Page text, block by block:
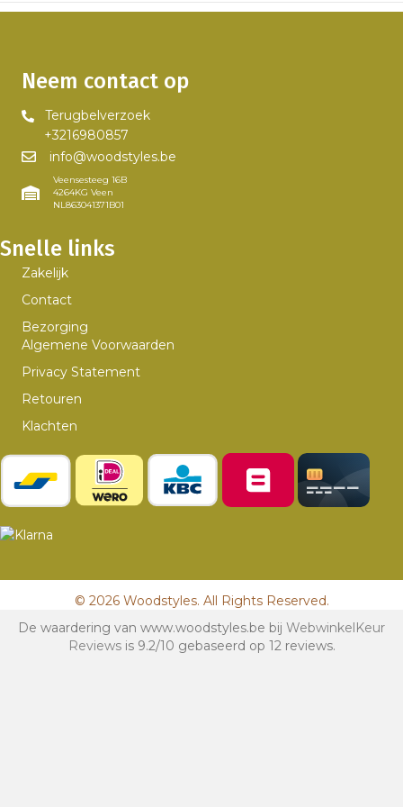
Neem contact op
Terugbelverzoek
+3216980857
info@woodstyles.be
Veensesteeg 16B
4264KG Veen
NL863041371B01
Snelle links
Zakelijk
Contact
Bezorging
Algemene Voorwaarden
Privacy Statement
Retouren
Klachten
© 2026 Woodstyles. All Rights Reserved.
De waardering van www.woodstyles.be bij WebwinkelKeur
Reviewsis 9.2/10 gebaseerd op 12 reviews.